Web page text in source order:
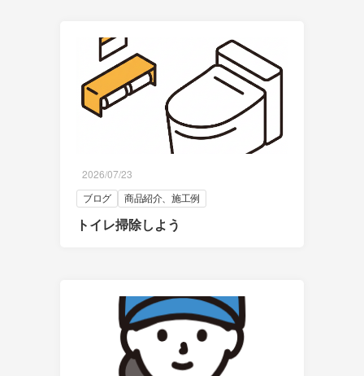
2026/07/23
ブログ 商品紹介、施工例
トイレ掃除しよう